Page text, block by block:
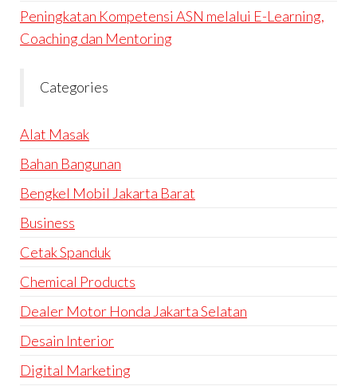
Peningkatan Kompetensi ASN melalui E-Learning,
Coaching dan Mentoring
Categories
Alat Masak
Bahan Bangunan
Bengkel Mobil Jakarta Barat
Business
Cetak Spanduk
Chemical Products
Dealer Motor Honda Jakarta Selatan
Desain Interior
Digital Marketing